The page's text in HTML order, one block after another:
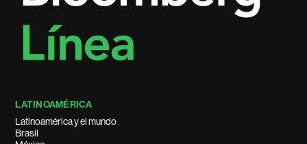
LATINOAMÉRICA
Latinoamérica y el mundo
Brasil